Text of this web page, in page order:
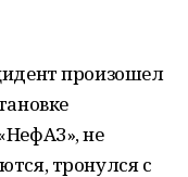
произошел
не
тронулся с